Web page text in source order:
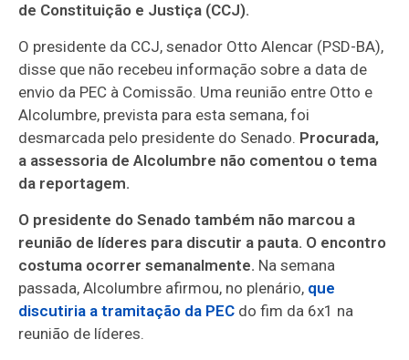
de Constituição e Justiça (CCJ).
O presidente da CCJ, senador Otto Alencar (PSD-BA),
disse que não recebeu informação sobre a data de
envio da PEC à Comissão. Uma reunião entre Otto e
Alcolumbre, prevista para esta semana, foi
desmarcada pelo presidente do Senado. Procurada,
a assessoria de Alcolumbre não comentou o tema
da reportagem.
O presidente do Senado também não marcou a
reunião de líderes para discutir a pauta. O encontro
costuma ocorrer semanalmente. Na semana
passada, Alcolumbre afirmou, no plenário, que
discutiria a tramitação da PEC do fim da 6x1 na
reunião de líderes.